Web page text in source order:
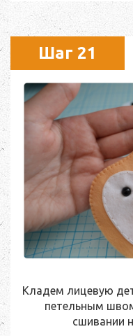
Шаг 21
Кладем лицевую
петельным
сшивании